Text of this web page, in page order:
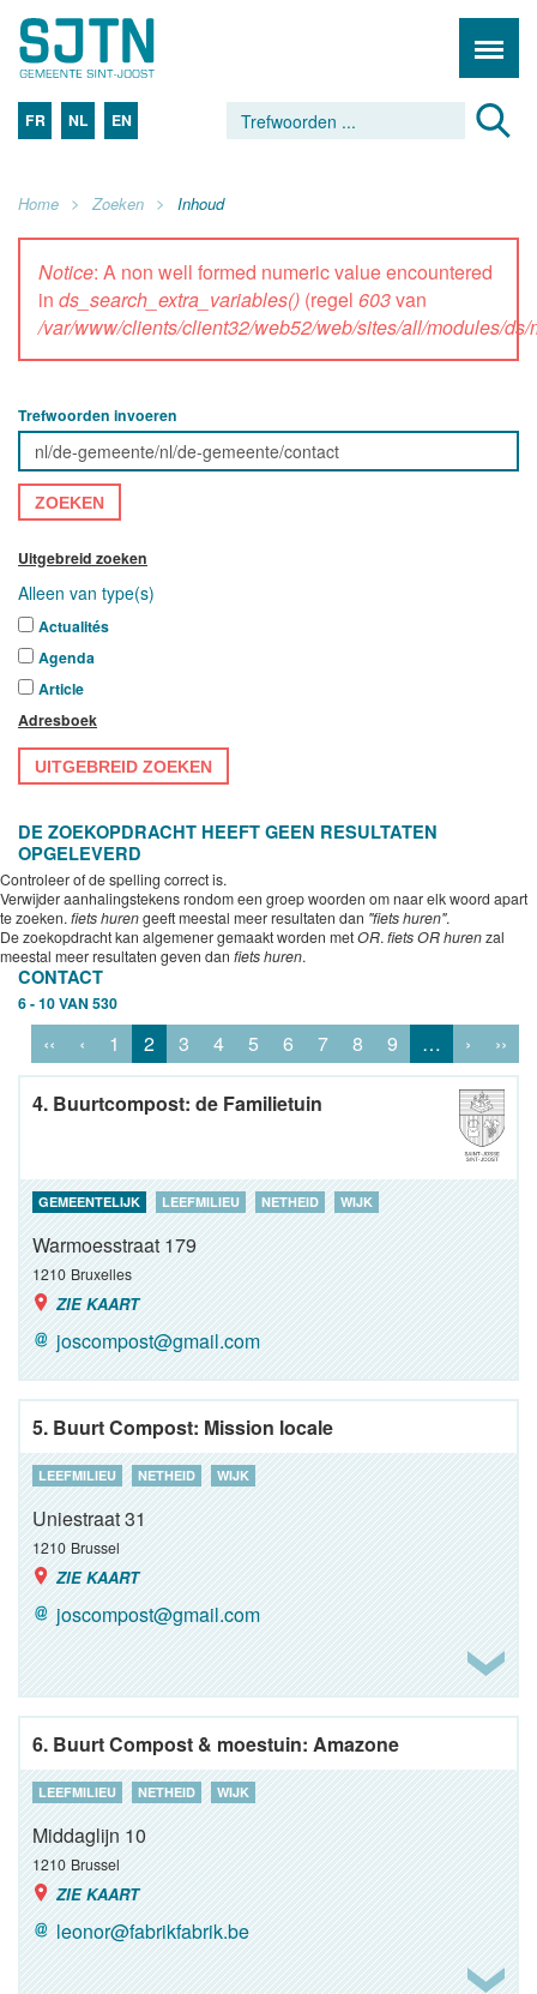
FR NL EN
Home Zoeken Inhoud
Notice: A non well formed numeric value encountered
in ds_search_extra_variables() (regel 603van
/var/www/clients/client32/web52/web/sites/all/modules/
Trefwoorden invoeren
ZOEKEN
Uitgebreid zoeken
Alleen van type(s)
Actualités
Agenda
Article
Adresboek
UITGEBREID ZOEKEN
DE ZOEKOPDRACHT HEEFT GEEN RESULTATEN
OPGELEVERD
Controleer of de spelling correct is.
Verwijder aanhalingstekens rondom een groep woorden om naar elk woord apart
te zoeken. fiets hurengeeft meestal meer resultaten dan "fiets huren".
De zoekopdracht kan algemener gemaakt worden metOR. fiets OR hurenzal
meestal meer resultaten geven dan fiets huren.
CONTACT
6 - 10 VAN 530
‹‹ ‹ 1 2 3 4 5 6 7 8 9 … › ››
4. Buurtcompost: de Familietuin
GEMEENTELIJK LEEFMILIEU NETHEID WIJK
Warmoesstraat 179
1210 Bruxelles
ZIE KAART
joscompost@gmail.com
5. Buurt Compost: Mission locale
LEEFMILIEU NETHEID WIJK
Uniestraat 31
1210 Brussel
ZIE KAART
joscompost@gmail.com
6. Buurt Compost & moestuin: Amazone
LEEFMILIEU NETHEID WIJK
Middaglijn 10
1210 Brussel
ZIE KAART
leonor@fabrikfabrik.be